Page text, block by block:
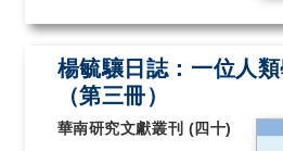
楊毓驤日誌：一位人
（第三冊）
華南研究文獻叢刊 (四十)